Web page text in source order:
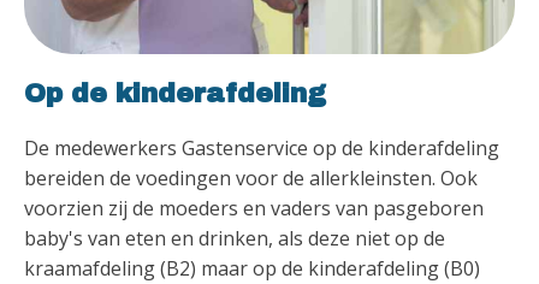
Op de kinderafdeling
De medewerkers Gastenservice op de kinderafdeling
bereiden de voedingen voor de allerkleinsten. Ook
voorzien zij de moeders en vaders van pasgeboren
baby's van eten en drinken, als deze niet op de
kraamafdeling (B2) maar op de kinderafdeling (B0)